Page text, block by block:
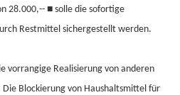
28.000,-- ■ solle die sofortige
Restmittel sichergestellt werden.
vorrangige Realisierung von anderen
Blockierung von Haushaltsmittel für